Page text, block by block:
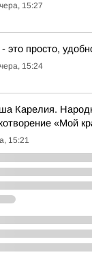
15:27
это просто,
15:24
Карелия.
«Мой
15:21